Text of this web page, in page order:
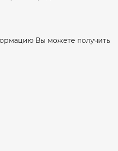
Вы можете получить